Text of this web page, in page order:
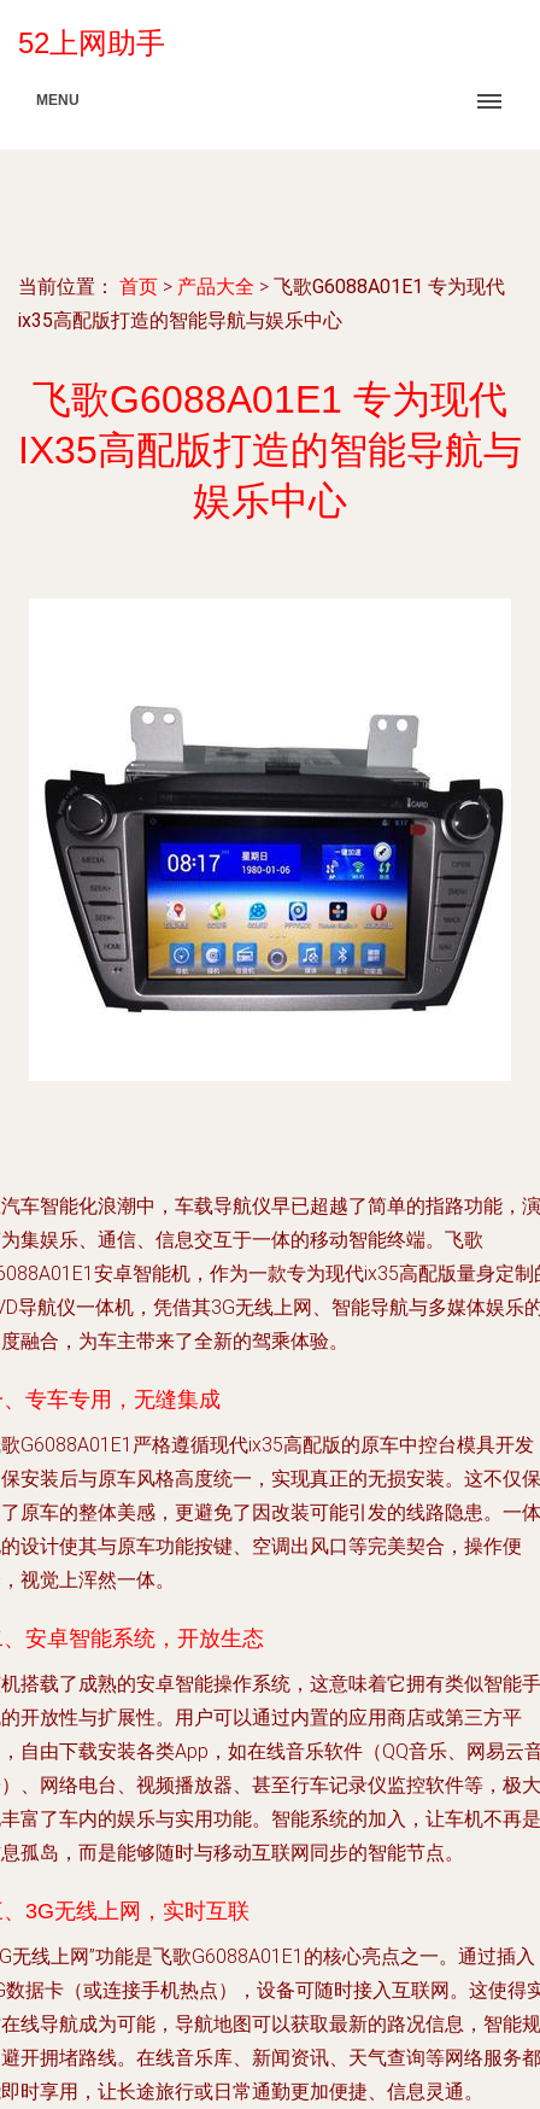
52上网助手
MENU
当前位置： 首页 > 产品大全 > 飞歌G6088A01E1 专为现代
ix35高配版打造的智能导航与娱乐中心
飞歌G6088A01E1 专为现代
IX35高配版打造的智能导航与
娱乐中心
车智能化浪潮中，车载导航仪早已超越了简单的指路功能，演
集娱乐、通信、信息交互于一体的移动智能终端。飞歌
安卓智能机，作为一款专为现代ix35高配版量身定制
导航仪一体机，凭借其3G无线上网、智能导航与多媒体娱乐
融合，为车主带来了全新的驾乘体验。
专车专用，无缝集成
G6088A01E1严格遵循现代ix35高配版的原车中控台模具开发
安装后与原车风格高度统一，实现真正的无损安装。这不仅保
原车的整体美感，更避免了因改装可能引发的线路隐患。一体
设计使其与原车功能按键、空调出风口等完美契合，操作便
视觉上浑然一体。
安卓智能系统，开放生态
搭载了成熟的安卓智能操作系统，这意味着它拥有类似智能手
开放性与扩展性。用户可以通过内置的应用商店或第三方平
自由下载安装各类App，如在线音乐软件（QQ音乐、网易云
、网络电台、视频播放器、甚至行车记录仪监控软件等，极大
富了车内的娱乐与实用功能。智能系统的加入，让车机不再是
孤岛，而是能够随时与移动互联网同步的智能节点。
3G无线上网，实时互联
无线上网”功能是飞歌G6088A01E1的核心亮点之一。通过插入
数据卡（或连接手机热点），设备可随时接入互联网。这使得
线导航成为可能，导航地图可以获取最新的路况信息，智能规
开拥堵路线。在线音乐库、新闻资讯、天气查询等网络服务都
时享用，让长途旅行或日常通勤更加便捷、信息灵通。